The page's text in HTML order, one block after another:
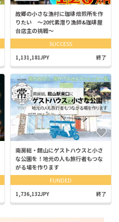
故郷の小さな漁村に珈琲焙煎所を作
りたい 〜20代素潜り漁師&珈琲屋
台店主の挑戦〜
SUCCESS
1,131,181JPY 終了
南房総・館山にゲストハウスと小さ
な公園を！地元の人も旅行者もつな
がる場を作ります
FUNDED
1,736,132JPY 終了